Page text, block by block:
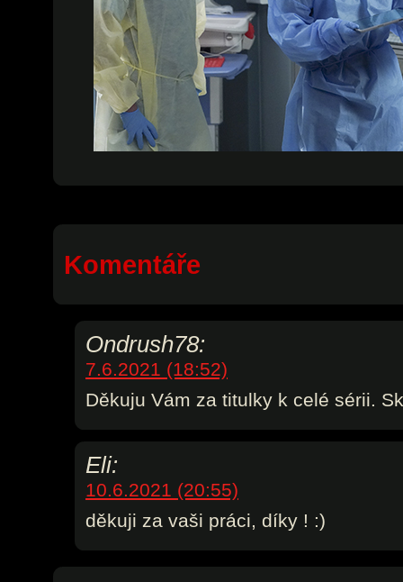
Komentáře
Ondrush78:
7.6.2021 (18:52)
Děkuju Vám za titulky k celé sérii.
Eli:
10.6.2021 (20:55)
děkuji za vaši práci, díky ! :)